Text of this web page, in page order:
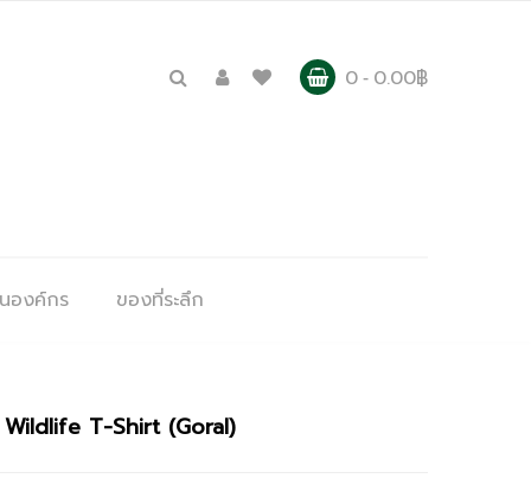
0 0.00฿
องค์กร ของที่ระลึก
T-Shirt (Goral)